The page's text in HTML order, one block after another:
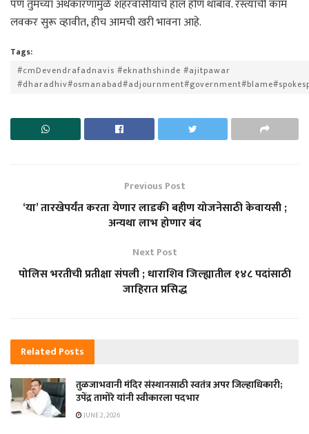
पण तुमच्या अर्थकारणामुळे शहरवासीयांचे हाल होणं थांबावं. रस्त्यांची कामं
लवकर सुरू व्हावीत, हीच आमची खरी भावना आहे.
Tags:
#cmDevendrafadnavis #eknathshinde #ajitpawar
Previous Post
‘या’ तारखेपर्यंत करता येणार लाडकी बहीण योजनेसाठी केवायसी ;
अन्यथा लाभ होणार बंद
Next Post
पोलिस भरतीची प्रतीक्षा संपली ; धाराशिव जिल्ह्यातील १४८ पदांसाठी
जाहिरात प्रसिद्ध
Related Posts
तुळजाभवानी मंदिर संस्थानसाठी स्वतंत्र अपर जिल्हाधिकारी;
उपेंद्र तामोरे यांनी स्वीकारला पदभार
JUNE 2, 2026